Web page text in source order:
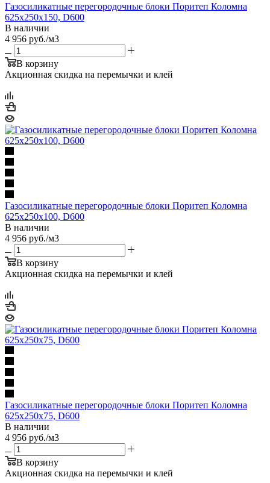
Газосиликатные перегородочные блоки Поритеп Коломна
625х250х150, D600
В наличии
4 956 руб./м3
В корзину
Акционная скидка на перемычки и клей
Газосиликатные перегородочные блоки Поритеп Коломна
625х250х100, D600
В наличии
4 956 руб./м3
В корзину
Акционная скидка на перемычки и клей
Газосиликатные перегородочные блоки Поритеп Коломна
625х250х75, D600
В наличии
4 956 руб./м3
В корзину
Акционная скидка на перемычки и клей